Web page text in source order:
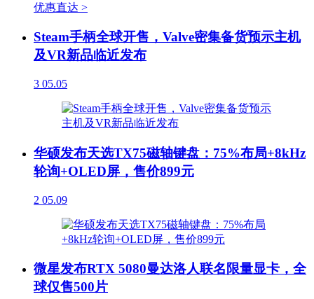
优惠直达 >
Steam手柄全球开售，Valve密集备货预示主机
及VR新品临近发布
3 05.05
华硕发布天选TX75磁轴键盘：75%布局+8kHz
轮询+OLED屏，售价899元
2 05.09
微星发布RTX 5080曼达洛人联名限量显卡，全
球仅售500片